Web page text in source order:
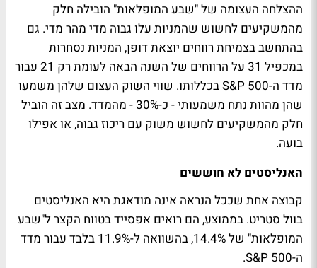
ההצלחה העצומה של "שבע המופלאות" הובילה חלק
מהמשקיעים לחשוש שהמניות עלו גבוה מדי מהר מדי. גם
בהתחשב בצמיחת רווחים יוצאת דופן, המניות נסחרות
במכפיל 31 על הרווחים של השנה הבאה לעומת רק 21 עבור
מדד ה-S&P 500 בכללותו. שווי השוק העצום שלהן משמעו
שהן מהוות נתח משמעותי - כ-30% - מהמדד. מצב זה הוביל
חלק מהמשקיעים לחשוש משוק עם ריכוז גבוה, או אפילו
בועה.
האנליסטים לא חוששים
קבוצה אחת שככל הנראה אינה מודאגת היא האנליסטים
בוול סטריט. בממוצע, הם רואים אפסייד בטווח הקצר ל"שבע
המופלאות" של 14.4%, בהשוואה ל-11.9% בלבד עבור מדד
ה-S&P 500.